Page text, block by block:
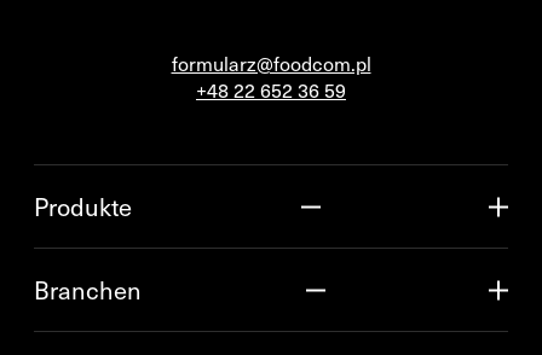
formularz@foodcom.pl
+48 22 652 36 59
Produkte
Branchen